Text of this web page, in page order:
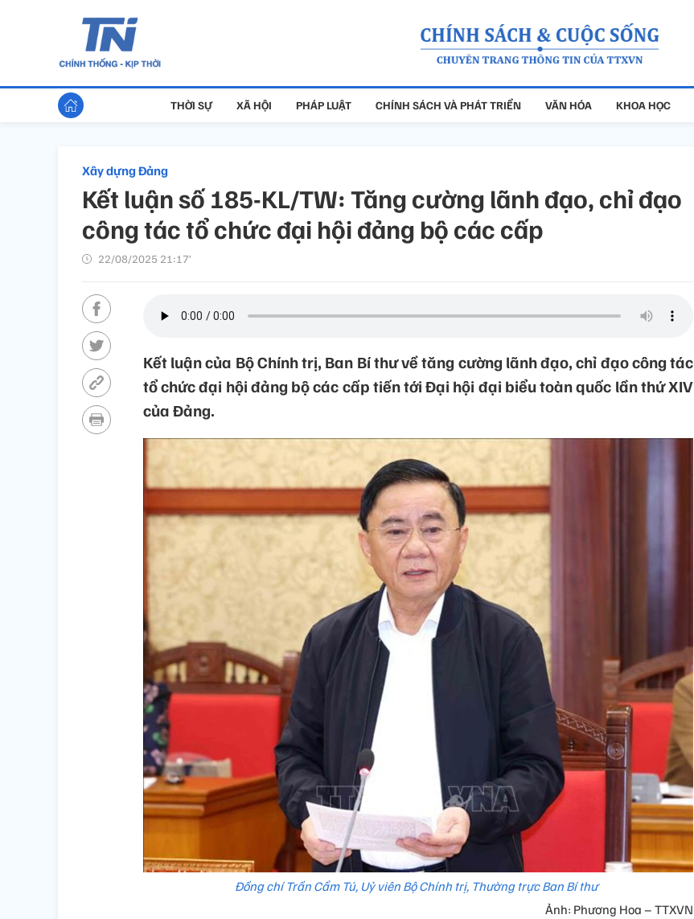
THỜI SỰ XÃ HỘI PHÁP LUẬT CHÍNH SÁCH VÀ PHÁT TRIỂN VĂN HÓA KHOA HỌC
Xây dựng Đảng
Kết luận số 185-KL/TW: Tăng cường lãnh đạo, chỉ đạo
công tác tổ chức đại hội đảng bộ các cấp
22/08/2025 21:17’
Kết luận của Bộ Chính trị, Ban Bí thư về tăng cường lãnh đạo, chỉ đạo công tác
tổ chức đại hội đảng bộ các cấp tiến tới Đại hội đại biểu toàn quốc lần thứ XIV
của Đảng.
Đồng chí Trần Cẩm Tú, Uỷ viên Bộ Chính trị, Thường trực Ban Bí thư
Ảnh: Phương Hoa – TTXVN